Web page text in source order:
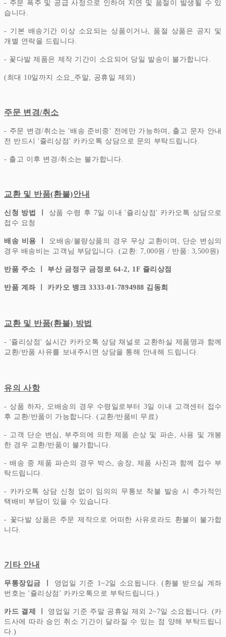
- 주문 폭주 및 공급 사정으로 인하여 지연 및 품절이 발생될 수 있
습니다.
- 기본 배송기간 이상 소요되는 상품이거나, 품절 상품은 공지 및
개별 연락을 드립니다.
- 꽃다발 제품은 제작 기간이 소요되어 당일 발송이 불가합니다.
(최대 10일까지 소요_주말, 공휴일 제외)
주문 변경/취소
- 주문 변경/취소는 '배송 준비중' 전에만 가능하며, 출고 문자 안내
전 반드시 '쥴리상점' 카카오톡 상담으로 문의 부탁드립니다.
- 출고 이후 변경/취소는 불가합니다.
교환 및 반품(환불)안내
신청 방법 ㅣ 상품 수령 후 7일 이내 '쥴리상점' 카카오톡 상담으로
접수 요청
배송 비용 ㅣ
오배송/불량상품의 경우 무상 교환이며, 단순 변심의
경우 배송비는 고객님 부담입니다. (교환: 7,000원 / 반품: 3,500원)
반품 주소 ㅣ 부산 금정구 금정로 64-2, 1F 쥴리상점
반품 계좌 ㅣ 카카오 뱅크 3333-01-7894988 김동희
교환 및 반품(환불) 방법
- '쥴리상점' 실시간 카카오톡 상담 채널로 교환하실 제품명과 함께
교환/반품 사유를 보내주시면 상담을 통해 안내해 드립니다.
유의 사항
- 상품 하자, 오배송의 경우 수령일로부터 3일 이내 고객센터 접수
후 교환/반품이 가능합니다. (교환/반품비 무료)
- 고객 단순 변심, 부주의에 의한 제품 손상 및 파손, 사용 및 개봉
한 경우 교환/반품이 불가합니다.
- 배송 중 제품 파손의 경우 박스, 송장, 제품 사진과 함께 접수 부
탁드립니다.
- 카카오톡 상담 신청 없이 임의의 무통보 착불 발송 시 추가적인
택배비 부담이 있을 수 있습니다.
- 꽃다발 상품은 주문 제작으로 어떠한 사유로라도 환불이 불가합
니다.
기타 안내
무통장입금 ㅣ 영업일 기준 1~2일 소요됩니다. (환불 받으실 계좌
번호는 '쥴리상점' 카카오톡으로 부탁드립니다.)
카드 결제 ㅣ 영업일 기준 주말 공휴일 제외 2~7일 소요됩니다. (카
드사에 따라 승인 취소 기간이 달라질 수 있는 점 양해 부탁드립니
다.)